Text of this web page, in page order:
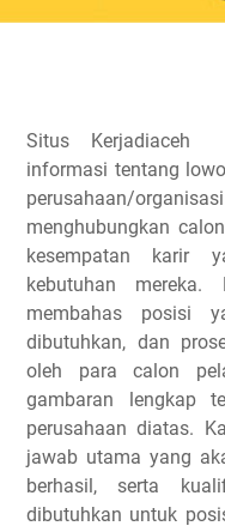
Situs Kerjadiaceh
informasi tentang
perusahaan/
menghubungkan
kesempatan karir
kebutuhan
membahas posisi
dibutuhkan, dan
oleh para calon
gambaran lengkap
perusahaan diatas.
jawab utama yang
berhasil, serta
dibutuhkan untuk